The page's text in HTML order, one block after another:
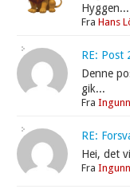
Hyggen...
FraHans
RE: Post
Denne
gik...
Fra
RE:
Hei, det
Fra